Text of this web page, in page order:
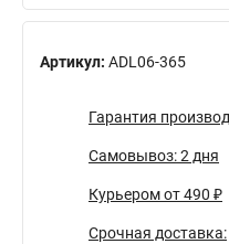
Артикул: ADL06-365
Гарантия
Самовывоз: 2 дня
Курьером от 490 ₽
Срочная доставка: